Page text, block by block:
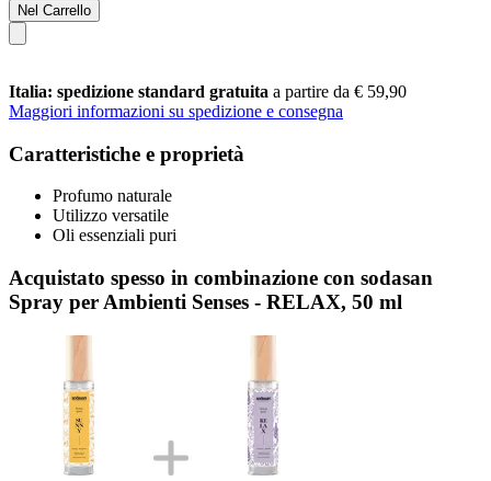
Nel Carrello
Italia: spedizione standard gratuita a partire da € 59,90
Maggiori informazioni su spedizione e consegna
Caratteristiche e proprietà
Profumo naturale
Utilizzo versatile
Oli essenziali puri
Acquistato spesso in combinazione con sodasan
Spray per Ambienti Senses - RELAX, 50 ml